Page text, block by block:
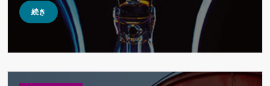
続き